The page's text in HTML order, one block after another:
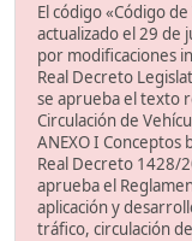
El código «Código
actualizado el 29 de
por modificaciones
Real Decreto
se aprueba el texto
Circulación de
ANEXO I Conceptos
Real Decreto 1428/
aprueba el
aplicación y
tráfico, circulación